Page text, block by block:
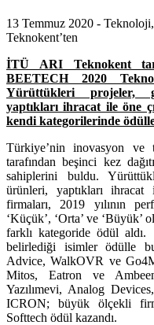
13 Temmuz 2020 -
Teknokent’ten
İTÜ ARI Teknokent
BEETECH 2020
Yürüttükleri projeler,
yaptıkları ihracat ile öne
kendi kategorilerinde
Türkiye’nin inovasyon
tarafından beşinci kez
sahiplerini buldu.
ürünleri, yaptıkları
firmaları, 2019 yılının
‘Küçük’, ‘Orta’ ve ‘Büyük’
farklı kategoride ödül
belirlediği isimler ödülle
Advice, WalkOVR ve
Mitos, Eatron ve
Yazılımevi, Analog
ICRON; büyük ölçekli
Softtech ödül kazandı.